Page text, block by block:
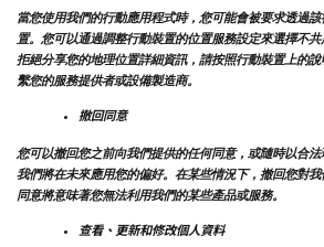
當您使用我們的行動應用程式時，您可能會被要求透過
置。您可以通過調整行動裝置的位置服務設定來選擇不
拒絕分享您的地理位置詳細資訊，請按照行動裝置上的
繫您的服務提供者或設備製造商。
撤回同意
您可以撤回您之前向我們提供的任何同意，或隨時以合法
我們將在未來應用您的偏好。在某些情況下，撤回您對
同意將意味著您無法利用我們的某些產品或服務。
查看、更新和修改個人資料